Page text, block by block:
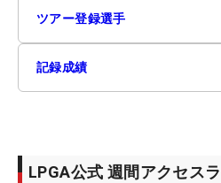
ツアー登録選手
記録成績
LPGA公式 週間アクセス